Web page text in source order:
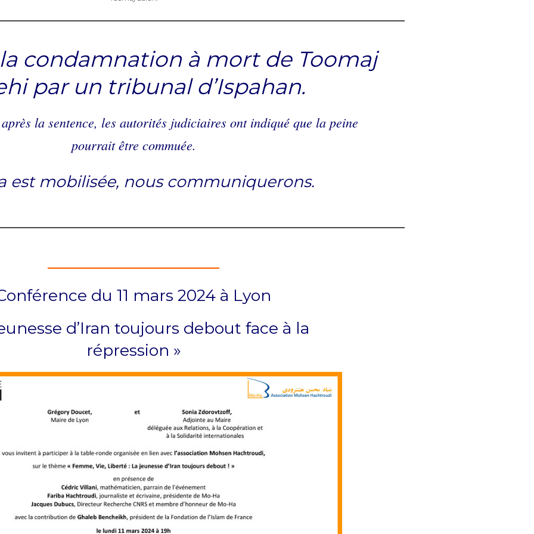
condamnation à mort de Toomaj
par un tribunal d’Ispahan.
la sentence, les autorités judiciaires ont indiqué que la peine
pourrait être commuée.
est mobilisée, nous communiquerons.
du 11 mars 2024 à Lyon
d’Iran toujours debout face à la
répression »